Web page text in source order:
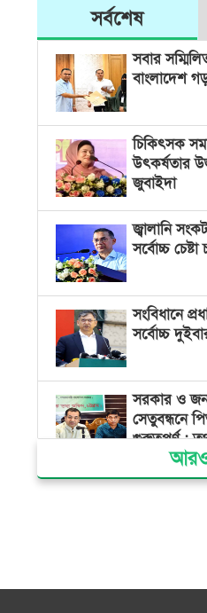
সর্বশেষ
সবার
বাংলাদেশ
চিকিৎসক
উৎকর্ষতার
জুবাইদা
জ্বালানি
সর্বোচ্চ চেষ্টা
সংবিধানে
সর্বোচ্চ দুইবার:
সরকার ও
সেতুবন্ধনে
গুরুত্বপূর্ণ :
দেশের
করলেই কঠোর